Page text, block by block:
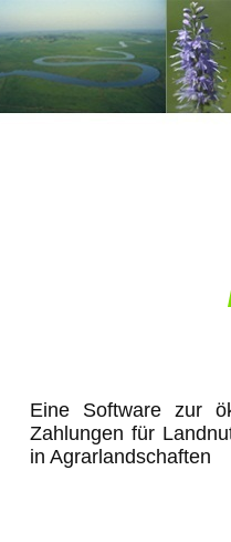
Eine Software zur
Zahlungen für
in Agrarlandschaften